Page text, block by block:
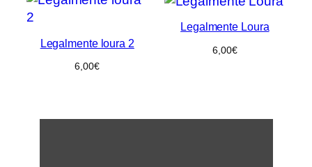
Legalmente loura 2
6,00€
Legalmente Loura
6,00€